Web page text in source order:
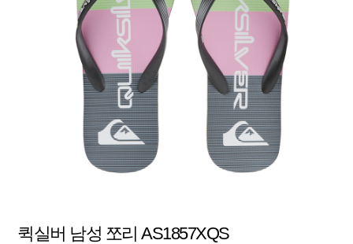
퀵실버 남성 쪼리 AS1857XQS